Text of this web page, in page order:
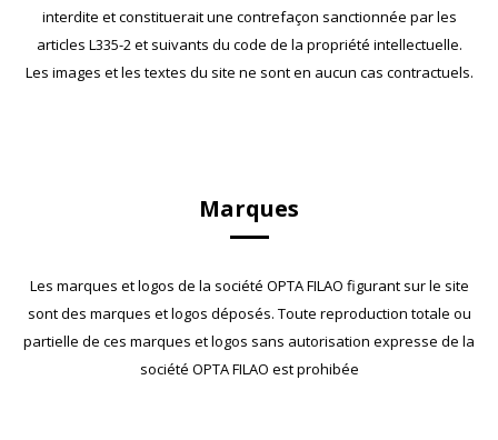
interdite et constituerait une contrefaçon sanctionnée par les
articles L335-2 et suivants du code de la propriété intellectuelle.
Les images et les textes du site ne sont en aucun cas contractuels.
Marques
Les marques et logos de la société OPTA FILAO figurant sur le site
sont des marques et logos déposés. Toute reproduction totale ou
partielle de ces marques et logos sans autorisation expresse de la
société OPTA FILAO est prohibée